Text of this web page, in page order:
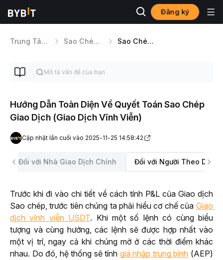
Đăng ký
Trung Tâm Trợ Giúp Sao Chép Giao Dịch Sao Chép Giao Dịch Classic Tổng Quan
Hướng Dẫn Toàn Diện Về Quyết Toán Sao Chép
Giao Dịch (Giao Dịch Vĩnh Viễn)
Cập nhật lần cuối vào 2025-11-25 14:58:42
Đối với Nhà Giao Dịch Chính Đối với Người Theo Dõi
Trước khi đi vào chi tiết về cách tính P&L của Giao dịch
Sao chép, trước tiên chúng ta phải hiểu cơ chế của Giao
dịch vĩnh viễn USDT. Khi một số lệnh có cùng biểu
tượng và cùng hướng, các lệnh sẽ được hợp nhất vào
một vị trí, ngay cả khi chúng mở ở các thời điểm khác
nhau. Do đó, hệ thống sẽ tính giá nhập trung bình (AEP)